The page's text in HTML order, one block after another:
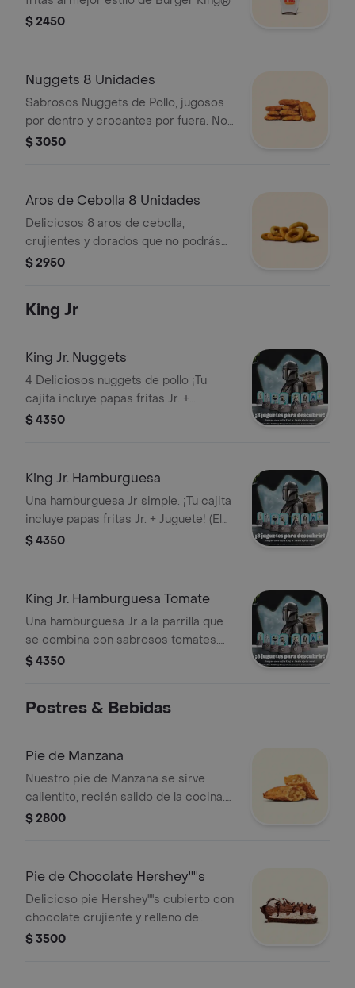
$ 2450
Nuggets 8 Unidades
Sabrosos Nuggets de Pollo, jugosos
por dentro y crocantes por fuera. No
incluye salsas**
$ 3050
Aros de Cebolla 8 Unidades
Deliciosos 8 aros de cebolla,
crujientes y dorados que no podrás
parar de comerlos.
$ 2950
King Jr
King Jr. Nuggets
4 Deliciosos nuggets de pollo ¡Tu
cajita incluye papas fritas Jr. +
Juguete! (El juguete puede variar
$ 4350
King Jr. Hamburguesa
Una hamburguesa Jr simple. ¡Tu cajita
incluye papas fritas Jr. + Juguete! (El
juguete puede variar según la
$ 4350
King Jr. Hamburguesa Tomate
Una hamburguesa Jr a la parrilla que
se combina con sabrosos tomates.
¡Tu cajita incluye papas fritas Jr. +
$ 4350
Postres & Bebidas
Pie de Manzana
Nuestro pie de Manzana se sirve
calientito, recién salido de la cocina.
Crujiente hojaldre frito relleno de
$ 2800
Pie de Chocolate Hershey''''s
Delicioso pie Hershey''''s cubierto con
chocolate crujiente y relleno de
crema de chocolate Hersheys
$ 3500